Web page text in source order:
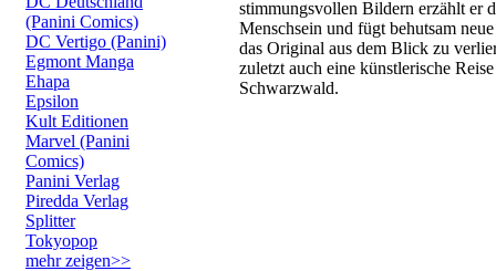
(Panini Comics)
DC Vertigo (Panini)
Egmont Manga
Ehapa
Epsilon
Kult Editionen
Marvel (Panini
Comics)
Panini Verlag
Piredda Verlag
Splitter
Tokyopop
mehr zeigen>>
stimmungsvollen Bildern erzählt er
Menschsein und fügt behutsam
das Original aus dem Blick zu
zuletzt auch eine künstlerische
Schwarzwald.